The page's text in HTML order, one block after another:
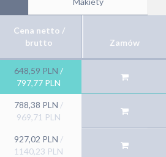
Cena netto /
brutto
Zamów
648,59 PLN /
797,77 PLN
788,38 PLN /
969,71 PLN
927,02 PLN /
1140,23 PLN